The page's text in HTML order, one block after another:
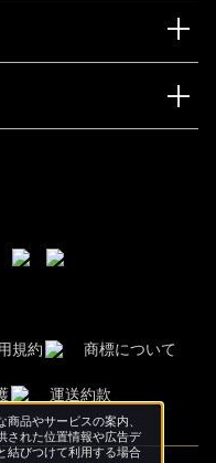
規約 商標について
運送約款
品やサービスの案内、
された位置情報や広告デ
結びつけて利用する場合